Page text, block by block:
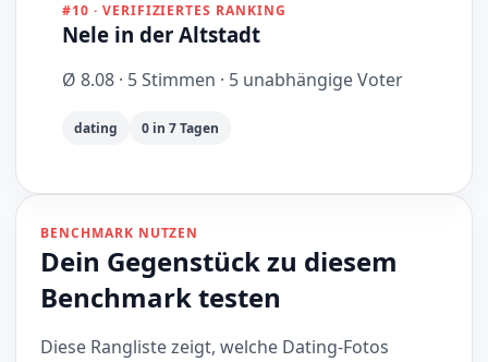
#10 · VERIFIZIERTES RANKING
Nele in der Altstadt
Ø 8.08 · 5 Stimmen · 5 unabhängige Voter
dating 0 in 7 Tagen
BENCHMARK NUTZEN
Dein Gegenstück zu diesem
Benchmark testen
Diese Rangliste zeigt, welche Dating-Fotos